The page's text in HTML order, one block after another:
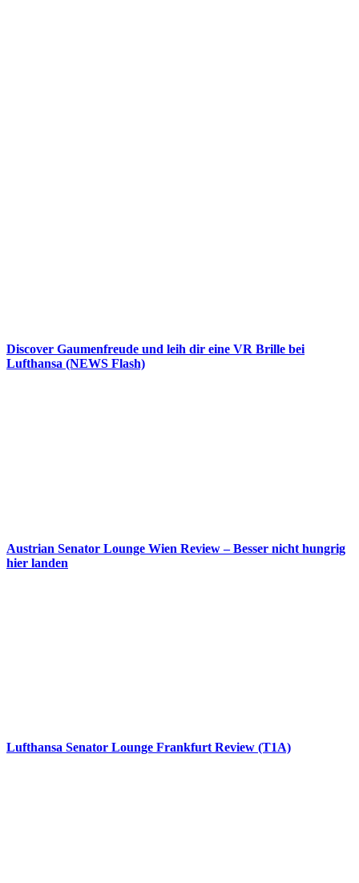
Discover Gaumenfreude und leih dir eine VR Brille bei
Lufthansa (NEWS Flash)
Austrian Senator Lounge Wien Review – Besser nicht hungrig
hier landen
Lufthansa Senator Lounge Frankfurt Review (T1A)